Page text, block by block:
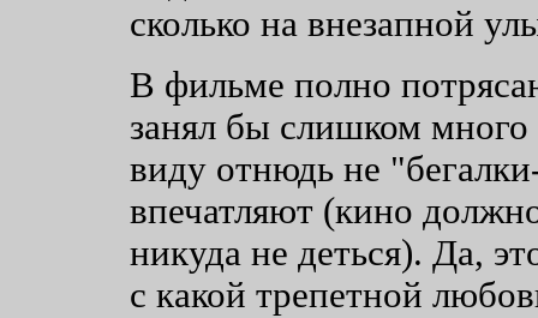
сколько на внезапной
В фильме полно
занял бы слишком
виду отнюдь не
впечатляют (кино
никуда не деться). Да,
с какой трепетной